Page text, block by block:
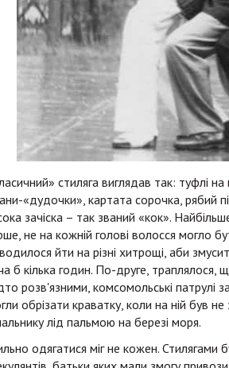
стиляга виглядав так: туфлі на
«дудочки», картата сорочка, рябий
зачіска – так званий «кок».
не на кожній голові волосся могло
йти на різні хитрощі, аби
б кілька годин. По-друге, траплялося,
розв'язними, комсомольські патрулі
обрізати краватку, коли на ній був
лід пальмою на березі моря.
одягатися міг не кожен. Стилягами